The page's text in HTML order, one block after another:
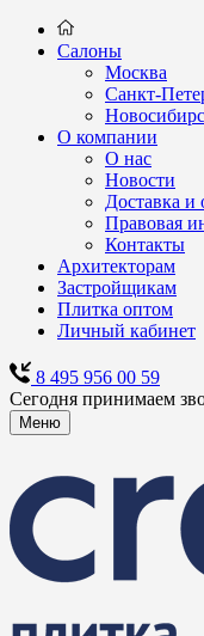
Салоны
Москва
Санкт-
О компании
О нас
Новости
Доставка и
Правовая
Контакты
Архитекторам
Застройщикам
Плитка оптом
Личный кабинет
8 495 956 00 59
Сегодня принимаем
Меню